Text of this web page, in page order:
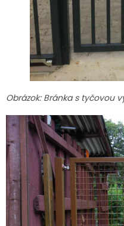
Obrázok: Bránka s tyčovou